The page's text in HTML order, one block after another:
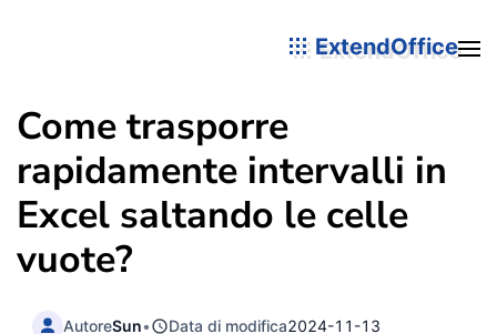
ExtendOffice
Come trasporre
rapidamente intervalli in
Excel saltando le celle
vuote?
AutoreSun• Data di modifica2024-11-13